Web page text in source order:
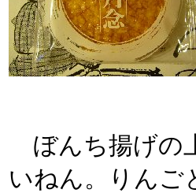
ぼんち揚げの
いねん。りんご